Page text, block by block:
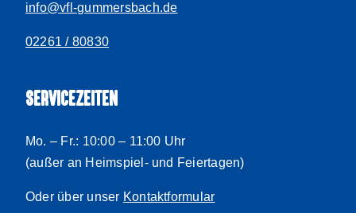
info@vfl-gummersbach.de
02261 / 80830
SERVICEZEITEN
Mo. – Fr.: 10:00 – 11:00 Uhr
(außer an Heimspiel- und Feiertagen)
Oder über unser Kontaktformular